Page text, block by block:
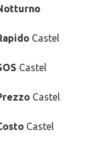
Castel
Castel
Castel
Castel